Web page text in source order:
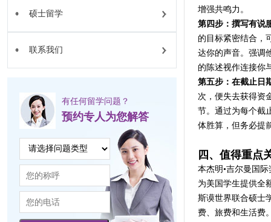
硕士留学
联系我们
有任何留学问题？
预约专人为您解答
增强共鸣力。
第四步：撰写有说
的目标紧密结合，
达你的声音。强调
的陈述视作连接你
第五步：在截止日
次，便失去获得资
节。通过为每个截
体胜算，但务必提
四、值得重点
本杰明•吉尔曼国
为美国学生提供全
斯谟世界联合硕士
费、旅费和生活费